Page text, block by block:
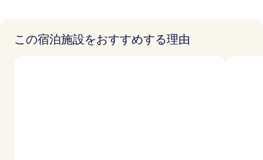
この宿泊施設をおすすめする理由